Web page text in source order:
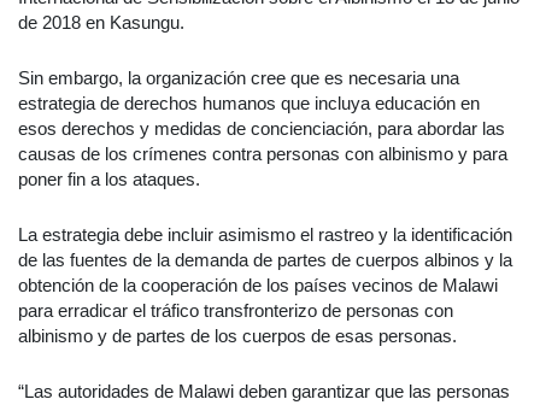
de 2018 en Kasungu.
Sin embargo, la organización cree que es necesaria una
estrategia de derechos humanos que incluya educación en
esos derechos y medidas de concienciación, para abordar las
causas de los crímenes contra personas con albinismo y para
poner fin a los ataques.
La estrategia debe incluir asimismo el rastreo y la identificación
de las fuentes de la demanda de partes de cuerpos albinos y la
obtención de la cooperación de los países vecinos de Malawi
para erradicar el tráfico transfronterizo de personas con
albinismo y de partes de los cuerpos de esas personas.
“Las autoridades de Malawi deben garantizar que las personas